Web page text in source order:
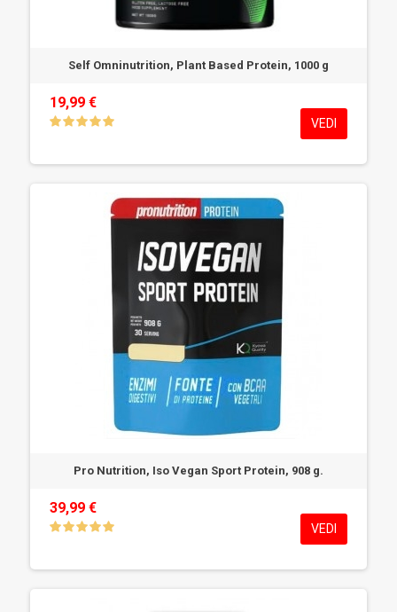
Self Omninutrition, Plant Based Protein, 1000 g
19,99 €
VEDI
Pro Nutrition, Iso Vegan Sport Protein, 908 g.
39,99 €
VEDI